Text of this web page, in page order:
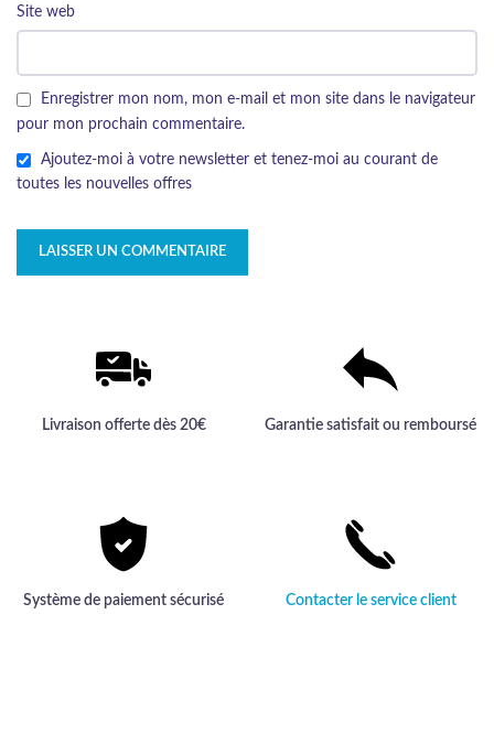
Site web
Enregistrer mon nom, mon e-mail et mon site dans le navigateur
pour mon prochain commentaire.
Ajoutez-moi à votre newsletter et tenez-moi au courant de
toutes les nouvelles offres
Livraison offerte dès 20€ Garantie satisfait ou remboursé
Système de paiement sécurisé Contacter le service client